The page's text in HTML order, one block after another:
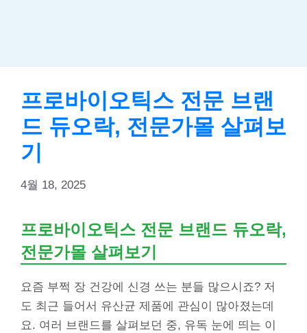
프로바이오틱스 전문 브랜
드 듀오락, 전문가몰 살펴보
기
4월 18, 2025
프로바이오틱스 전문 브랜드 듀오락,
전문가몰 살펴보기
요즘 부쩍 장 건강에 신경 쓰는 분들 많으시죠? 저
도 최근 들어서 유산균 제품에 관심이 많아졌는데
요. 여러 브랜드를 살펴보던 중, 유독 눈에 띄는 이